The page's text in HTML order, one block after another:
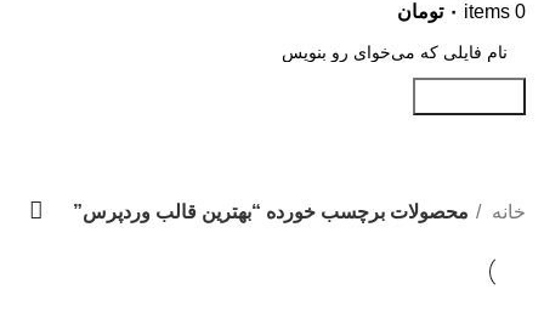
0
items ۰ تومان
Categories
خانه محصولات برچسب خورده “بهترین قالب وردپرس”